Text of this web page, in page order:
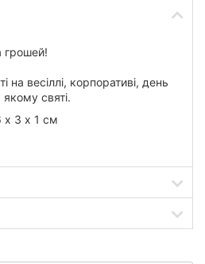
грошей!
на весіллі, корпоративі, день
святі.
х 3 х 1 см